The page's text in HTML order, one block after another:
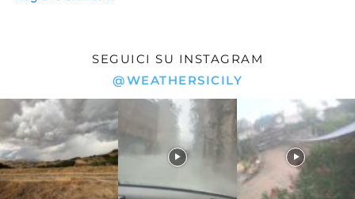
SEGUICI SU INSTAGRAM
@WEATHERSICILY